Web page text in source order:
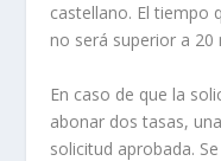
castellano. El tiempo
no será superior a
En caso de que la
abonar dos tasas,
solicitud aprobada.